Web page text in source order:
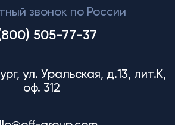
звонок по России
505-77-37
ул. Уральская, д.13, лит.К,
оф. 312